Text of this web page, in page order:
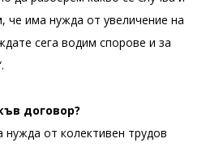
че има нужда от увеличение на
сега водим спорове и за
договор?
от колективен трудов